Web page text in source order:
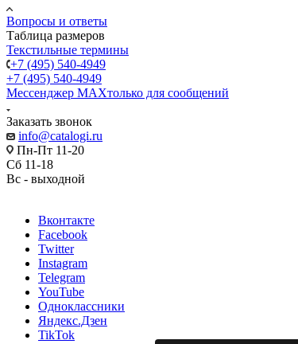
Вопросы и ответы
Таблица размеров
Текстильные термины
+7 (495) 540-4949
+7 (495) 540-4949
Мессенджер МАХтолько для сообщений
Заказать звонок
info@catalogi.ru
Пн-Пт 11-20
Сб 11-18
Вс - выходной
Вконтакте
Facebook
Twitter
Instagram
Telegram
YouTube
Одноклассники
Яндекс.Дзен
TikTok